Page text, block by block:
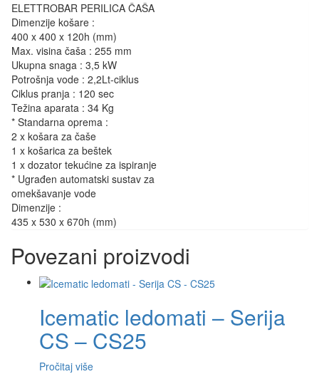
ELETTROBAR PERILICA ČAŠA
Dimenzije košare :
400 x 400 x 120h (mm)
Max. visina čaša : 255 mm
Ukupna snaga : 3,5 kW
Potrošnja vode : 2,2Lt-ciklus
Ciklus pranja : 120 sec
Težina aparata : 34 Kg
* Standarna oprema :
2 x košara za čaše
1 x košarica za beštek
1 x dozator tekućine za ispiranje
* Ugrađen automatski sustav za
omekšavanje vode
Dimenzije :
435 x 530 x 670h (mm)
Povezani proizvodi
Icematic ledomati – Serija
CS – CS25
Pročitaj više